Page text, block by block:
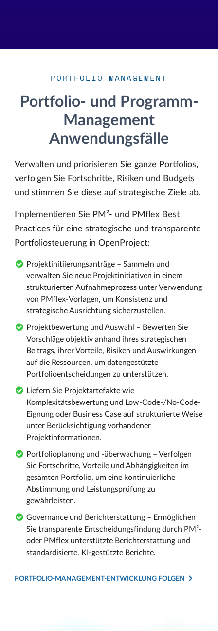
PORTFOLIO MANAGEMENT
Portfolio- und Programm-
Management
Anwendungsfälle
Verwalten und priorisieren Sie ganze Portfolios,
verfolgen Sie Fortschritte, Risiken und Budgets
und stimmen Sie diese auf strategische Ziele ab.
Implementieren Sie PM²- und PMflex Best
Practices für eine strategische und transparente
Portfoliosteuerung in OpenProject:
Projektinitiierungsanträge – Sammeln und
verwalten Sie neue Projektinitiativen in einem
strukturierten Aufnahmeprozess unter Verwendung
von PMflex-Vorlagen, um Konsistenz und
strategische Ausrichtung sicherzustellen.
Projektbewertung und Auswahl – Bewerten Sie
Vorschläge objektiv anhand ihres strategischen
Beitrags, ihrer Vorteile, Risiken und Auswirkungen
auf die Ressourcen, um datengestützte
Portfolioentscheidungen zu unterstützen.
Liefern Sie Projektartefakte wie
Komplexitätsbewertung und Low-Code-/No-Code-
Eignung oder Business Case auf strukturierte Weise
unter Berücksichtigung vorhandener
Projektinformationen.
Portfolioplanung und -überwachung – Verfolgen
Sie Fortschritte, Vorteile und Abhängigkeiten im
gesamten Portfolio, um eine kontinuierliche
Abstimmung und Leistungsprüfung zu
gewährleisten.
Governance und Berichterstattung – Ermöglichen
Sie transparente Entscheidungsfindung durch PM²-
oder PMflex unterstützte Berichterstattung und
standardisierte, KI-gestützte Berichte.
PORTFOLIO-MANAGEMENT-ENTWICKLUNG FOLGEN